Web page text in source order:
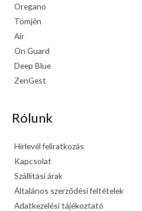
Oregano
Tömjén
Air
On Guard
Deep Blue
ZenGest
Rólunk
Hírlevél feliratkozás
Kapcsolat
Szállítási árak
Általános szerződési feltételek
Adatkezelési tájékoztató